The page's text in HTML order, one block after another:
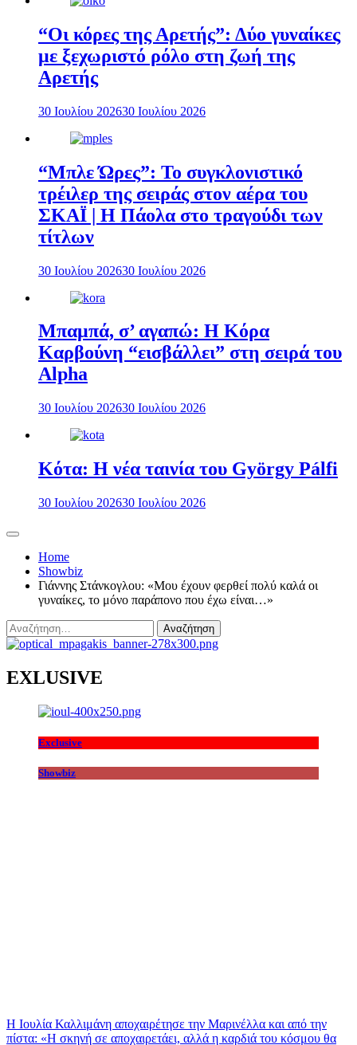
“Οι κόρες της Αρετής”: Δύο γυναίκες
με ξεχωριστό ρόλο στη ζωή της
Αρετής
30 Ιουλίου 202630 Ιουλίου 2026
“Μπλε Ώρες”: Το συγκλονιστικό
τρέιλερ της σειράς στον αέρα του
ΣΚΑΪ | Η Πάολα στο τραγούδι των
τίτλων
30 Ιουλίου 202630 Ιουλίου 2026
Μπαμπά, σ’ αγαπώ: Η Κόρα
Καρβούνη “εισβάλλει” στη σειρά του
Alpha
30 Ιουλίου 202630 Ιουλίου 2026
Κότα: Η νέα ταινία του György Pálfi
30 Ιουλίου 202630 Ιουλίου 2026
Home
Showbiz
Γιάννης Στάνκογλου: «Μου έχουν φερθεί πολύ καλά οι
γυναίκες, το μόνο παράπονο που έχω είναι…»
Αναζήτηση
για:
EXLUSIVE
Exclusive
Showbiz
Η Ιουλία Καλλιμάνη αποχαιρέτησε την Μαρινέλλα και από την
πίστα: «H σκηνή σε αποχαιρετάει, αλλά η καρδιά του κόσμου θα